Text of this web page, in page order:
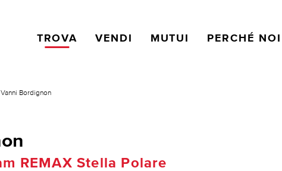
TROVA VENDI MUTUI PERCHÉ NOI
Vanni Bordignon
REMAX Stella Polare